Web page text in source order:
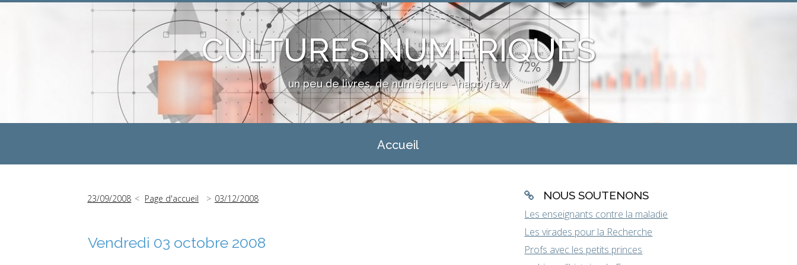
CULTURES NUMERIQUES
un peu de livres, de numérique - happyfew
Accueil
23/09/2008 Page d'accueil 03/12/2008
Vendredi 03 octobre 2008
NOUS SOUTENONS
Les enseignants contre la maladie
Les virades pour la Recherche
Profs avec les petits princes